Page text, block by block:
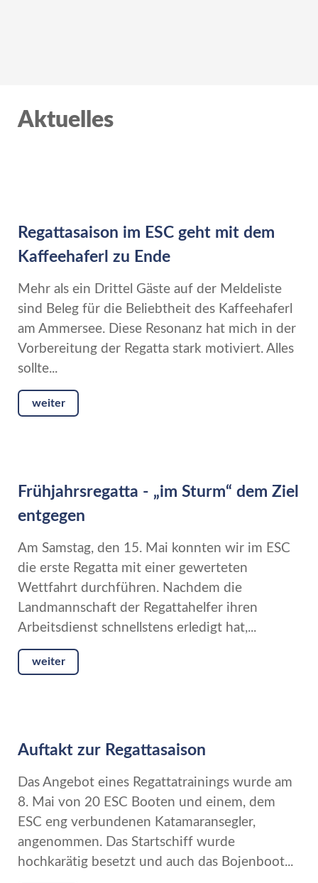
Aktuelles
Regattasaison im ESC geht mit dem
Kaffeehaferl zu Ende
Mehr als ein Drittel Gäste auf der Meldeliste
sind Beleg für die Beliebtheit des Kaffeehaferl
am Ammersee. Diese Resonanz hat mich in der
Vorbereitung der Regatta stark motiviert. Alles
sollte...
weiter
Frühjahrsregatta - „im Sturm“ dem Ziel
entgegen
Am Samstag, den 15. Mai konnten wir im ESC
die erste Regatta mit einer gewerteten
Wettfahrt durchführen. Nachdem die
Landmannschaft der Regattahelfer ihren
Arbeitsdienst schnellstens erledigt hat,...
weiter
Auftakt zur Regattasaison
Das Angebot eines Regattatrainings wurde am
8. Mai von 20 ESC Booten und einem, dem
ESC eng verbundenen Katamaransegler,
angenommen. Das Startschiff wurde
hochkarätig besetzt und auch das Bojenboot...